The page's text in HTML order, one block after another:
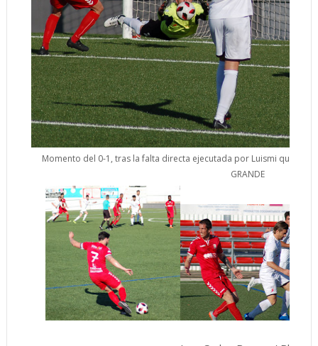
Momento del 0-1, tras la falta directa ejecutada por Luismi que
GRANDE